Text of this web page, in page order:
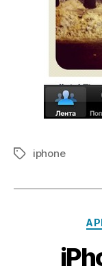
Tagsiphone